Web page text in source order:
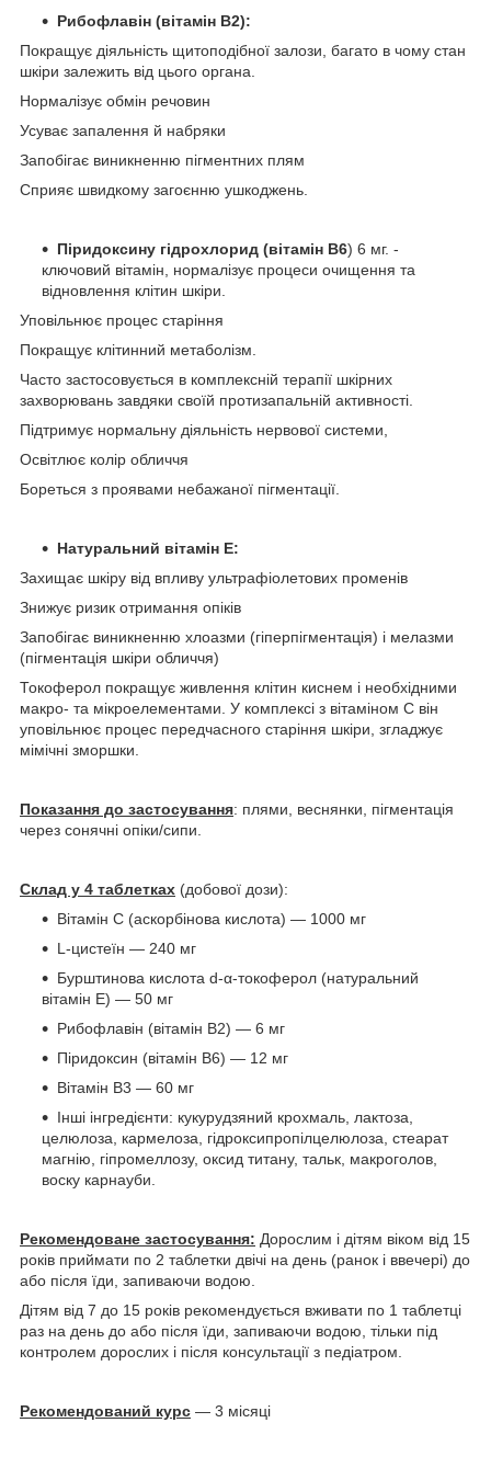
Рибофлавін (вітамін B2):
Покращує діяльність щитоподібної залози, багато в чому стан
шкіри залежить від цього органа.
Нормалізує обмін речовин
Усуває запалення й набряки
Запобігає виникненню пігментних плям
Сприяє швидкому загоєнню ушкоджень.
Піридоксину гідрохлорид (вітамін В6) 6 мг. -
ключовий вітамін, нормалізує процеси очищення та
відновлення клітин шкіри.
Уповільнює процес старіння
Покращує клітинний метаболізм.
Часто застосовується в комплексній терапії шкірних
захворювань завдяки своїй протизапальній активності.
Підтримує нормальну діяльність нервової системи,
Освітлює колір обличчя
Бореться з проявами небажаної пігментації.
Натуральний вітамін Е:
Захищає шкіру від впливу ультрафіолетових променів
Знижує ризик отримання опіків
Запобігає виникненню хлоазми (гіперпігментація) і мелазми
(пігментація шкіри обличчя)
Токоферол покращує живлення клітин киснем і необхідними
макро- та мікроелементами. У комплексі з вітаміном C він
уповільнює процес передчасного старіння шкіри, згладжує
мімічні зморшки.
Показання до застосування: плями, веснянки, пігментація
через сонячні опіки/сипи.
Склад у 4 таблетках (добової дози):
Вітамін С (аскорбінова кислота) — 1000 мг
L-цистеїн — 240 мг
Бурштинова кислота d-α-токоферол (натуральний
вітамін Е) — 50 мг
Рибофлавін (вітамін В2) — 6 мг
Піридоксин (вітамін В6) — 12 мг
Вітамін В3 — 60 мг
Інші інгредієнти: кукурудзяний крохмаль, лактоза,
целюлоза, кармелоза, гідроксипропілцелюлоза, стеарат
магнію, гіпромеллозу, оксид титану, тальк, макроголов,
воску карнауби.
Рекомендоване застосування: Дорослим і дітям віком від 15
років приймати по 2 таблетки двічі на день (ранок і ввечері) до
або після їди, запиваючи водою.
Дітям від 7 до 15 років рекомендується вживати по 1 таблетці
раз на день до або після їди, запиваючи водою, тільки під
контролем дорослих і після консультації з педіатром.
Рекомендований курс — 3 місяці